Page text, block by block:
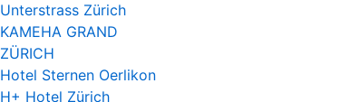
Unterstrass Zürich
KAMEHA GRAND
ZÜRICH
Hotel Sternen Oerlikon
H+ Hotel Zürich